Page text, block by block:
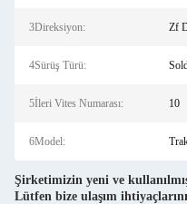
3Direksiyon: Zf
4Sürüş Türü:
5İleri Vites Numarası: 10
6Model:
Şirketimizin yeni ve
Lütfen bize ulaşım